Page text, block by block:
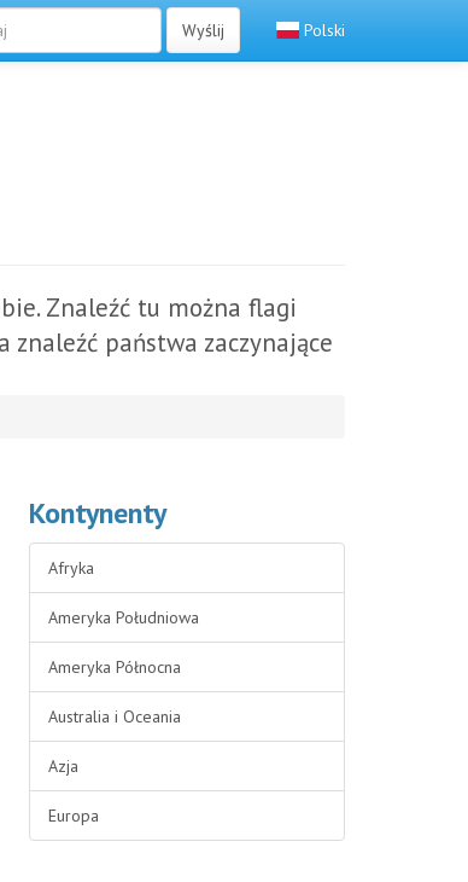
Polski
Wyślij
Znaleźć tu można flagi
państwa zaczynające
Kontynenty
Afryka
Ameryka Południowa
Ameryka Północna
Australia i Oceania
Azja
Europa